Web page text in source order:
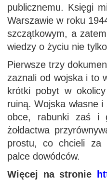
publicznemu. Księgi
Warszawie w roku
szczątkowym, a
wiedzy o życiu nie
Pierwsze trzy
zaznali od wojska i to
krótki pobyt w
ruiną. Wojska własne
obce, rabunki zaś i
żołdactwa
prostu, co chcieli za
palce dowódców.
Więcej na stronie